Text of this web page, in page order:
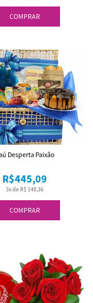
COMPRAR
COMPRAR
3x de R$ 148,36
R$445,09
Desperta Paixão